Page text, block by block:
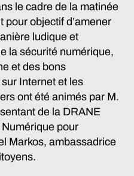
le cadre de la matinée
pour objectif d’amener
ludique et
la sécurité numérique,
et des bons
Internet et les
ont été animés par M.
de la DRANE
pour
Markos, ambassadrice